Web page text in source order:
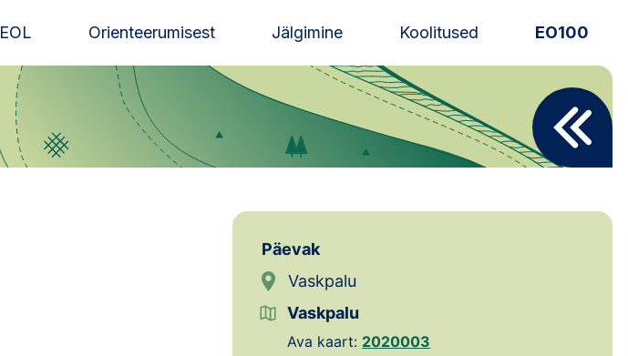
EOL Orienteerumisest Jälgimine Koolitused EO100
Uudised
Alustajale
Toetamine
Telli litsents!
Päevak
Vaskpalu
Vaskpalu
Ava kaart: 2020003